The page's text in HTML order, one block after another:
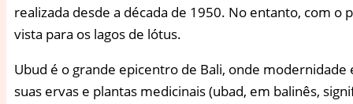
realizada desde a década de 1950. No entanto, com
vista para os lagos de lótus.
Ubud é o grande epicentro de Bali, onde
suas ervas e plantas medicinais (ubad, em balinês,